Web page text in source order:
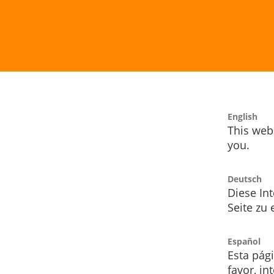
English
This
you.
Deutsch
Diese
Seite zu
Español
Esta
favor,